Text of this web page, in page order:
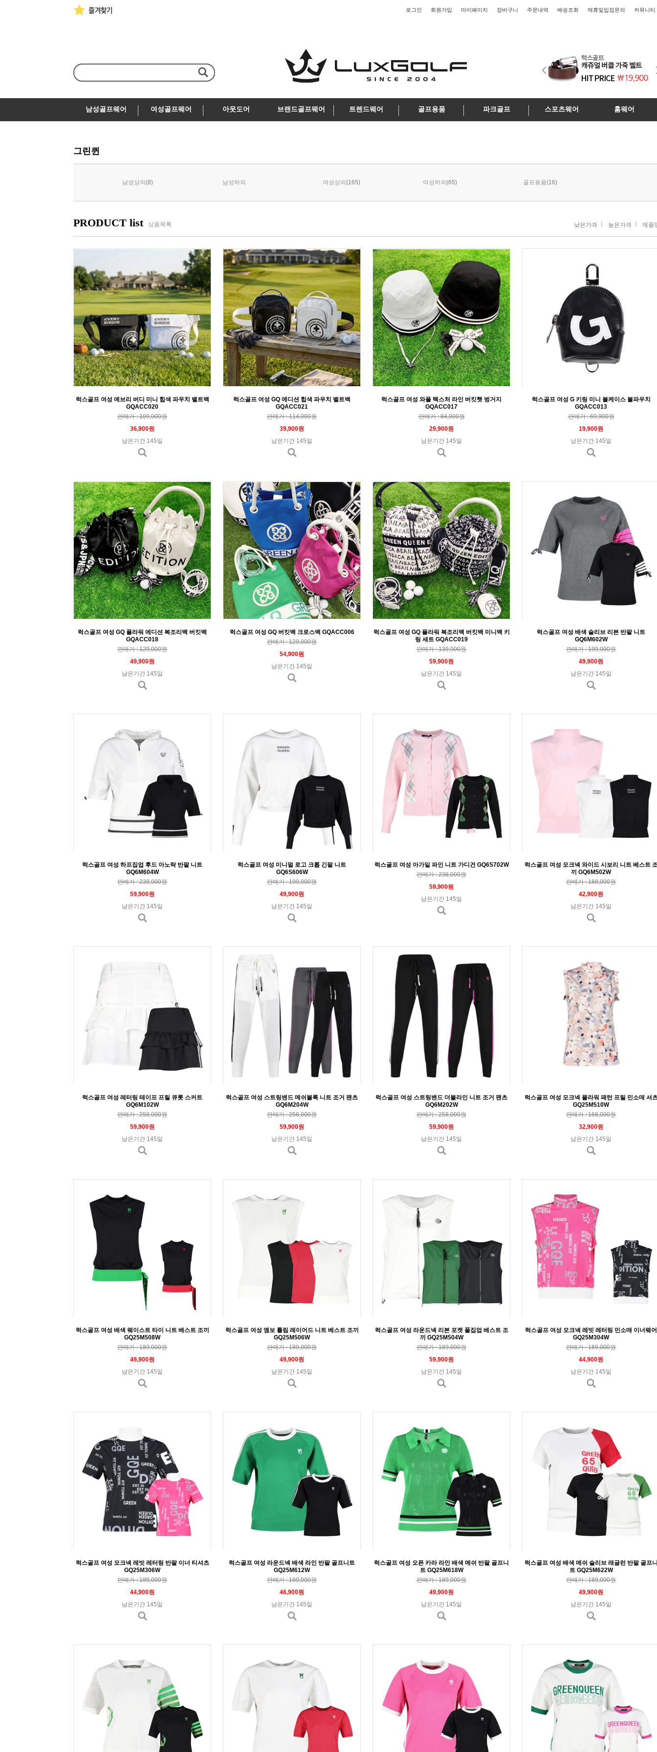
로그인 회원가입 마이페이지 장바구니 주문내역 배송조회 제휴및입점문의 커뮤니티
남성골프웨어 여성골프웨어 아웃도어 브랜드골프웨어 트렌드웨어 골프용품 파크골프 스포츠웨어 홈웨어
그린퀸
남성상의 (8) 남성하의 여성상의 (165) 여성하의 (65) 골프용품(16)
PRODUCT list 상품목록 낮은가격 높은가격 제품
럭스골프 여성 에브리 버디 미니 힙색 파우치 벨트백
GQACC020
판매가 : 109,000원
36,900원
남은기간 145일
럭스골프 여성 GQ 에디션 힙색 파우치 벨트백
GQACC021
판매가 : 114,000원
39,900원
남은기간 145일
럭스골프 여성 와플 텍스처 라인 버킷햇 벙거지
GQACC017
판매가 : 84,900원
29,900원
남은기간 145일
럭스골프 여성 G 키링 미니 볼케이스 볼파우치
GQACC013
판매가 : 69,900원
19,900원
남은기간 145일
럭스골프 여성 GQ 플라워 에디션 복조리백 버킷백
GQACC018
판매가 : 129,000원
49,900원
남은기간 145일
럭스골프 여성 GQ 버킷백 크로스백 GQACC006
판매가 : 129,000원
54,900원
남은기간 145일
럭스골프 여성 GQ 플라워 복조리백 버킷백 미니백 키
링 세트 GQACC019
판매가 : 139,000원
59,900원
남은기간 145일
럭스골프 여성 배색 슬리브 리본 반팔 니트
GQ6M602W
판매가 : 199,000원
49,900원
남은기간 145일
럭스골프 여성 하프집업 후드 아노락 반팔 니트
GQ6M604W
판매가 : 238,000원
59,900원
남은기간 145일
럭스골프 여성 미니멀 로고 크롭 긴팔 니트
GQ6S606W
판매가 : 199,000원
49,900원
남은기간 145일
럭스골프 여성 아가일 파인 니트 가디건 GQ6S702W
판매가 : 238,000원
59,900원
남은기간 145일
럭스골프 여성 모크넥 와이드 시보리 니트 베스트
끼 GQ6M502W
판매가 : 188,000원
42,900원
남은기간 145일
럭스골프 여성 레터링 테이프 프릴 큐롯 스커트
GQ6M102W
판매가 : 258,000원
59,900원
남은기간 145일
럭스골프 여성 스트링밴드 메쉬블록 니트 조거 팬츠
GQ6M204W
판매가 : 258,000원
59,900원
남은기간 145일
럭스골프 여성 스트링밴드 더블라인 니트 조거 팬츠
GQ6M202W
판매가 : 258,000원
59,900원
남은기간 145일
럭스골프 여성 모크넥 플라워 패턴 프릴 민소매 셔
GQ25M510W
판매가 : 168,000원
32,900원
남은기간 145일
럭스골프 여성 배색 웨이스트 타이 니트 베스트 조끼
GQ25M508W
판매가 : 189,000원
49,900원
남은기간 145일
럭스골프 여성 엠보 튤립 레이어드 니트 베스트 조끼
GQ25M506W
판매가 : 189,000원
49,900원
남은기간 145일
럭스골프 여성 라운드넥 리본 포켓 풀집업 베스트 조
끼 GQ25M504W
판매가 : 189,000원
59,900원
남은기간 145일
럭스골프 여성 모크넥 레빗 레터링 민소매 이너웨어
GQ25M304W
판매가 : 189,000원
44,900원
남은기간 145일
럭스골프 여성 모크넥 레빗 레터링 반팔 이너 티셔츠
GQ25M306W
판매가 : 189,000원
44,900원
남은기간 145일
럭스골프 여성 라운드넥 배색 라인 반팔 골프니트
GQ25M612W
판매가 : 189,000원
46,900원
남은기간 145일
럭스골프 여성 오픈 카라 라인 배색 메쉬 반팔 골프니
트 GQ25M618W
판매가 : 189,000원
49,900원
남은기간 145일
럭스골프 여성 배색 메쉬 슬리브 래글런 반팔 골프
트 GQ25M622W
판매가 : 189,000원
49,900원
남은기간 145일